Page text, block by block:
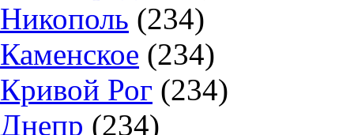
Никополь (234)
Каменское (234)
Кривой Рог (234)
Днепр (234)